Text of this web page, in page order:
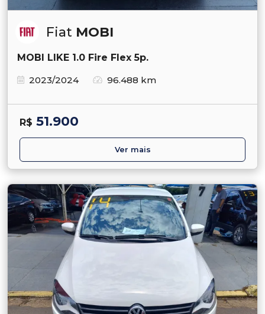
Fiat MOBI
MOBI LIKE 1.0 Fire Flex 5p.
2023/2024
96.488 km
R$ 51.900
Ver mais